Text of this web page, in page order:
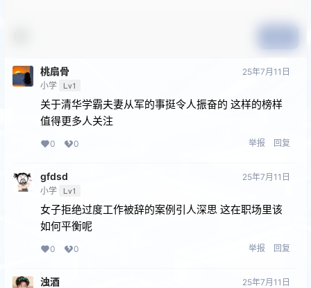
桃扇骨
小学 Lv1
25年7月11日
关于清华学霸夫妻从军的事挺令人振奋的 这样的榜样
值得更多人关注
0 0 举报 回复
gfdsd
小学 Lv1
25年7月11日
女子拒绝过度工作被辞的案例引人深思 这在职场里该
如何平衡呢
0 0 举报 回复
浊酒 25年7月11日